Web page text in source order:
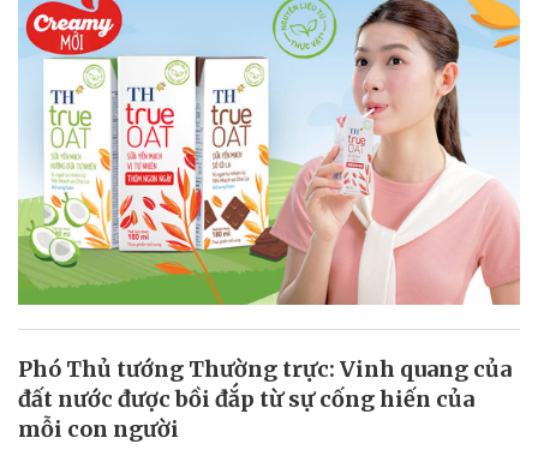
Phó Thủ tướng Thường trực: Vinh quang của
đất nước được bồi đắp từ sự cống hiến của
mỗi con người